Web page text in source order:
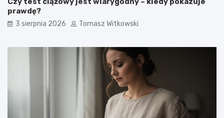
prawdę?
3 sierpnia 2026 Tomasz Witkowski